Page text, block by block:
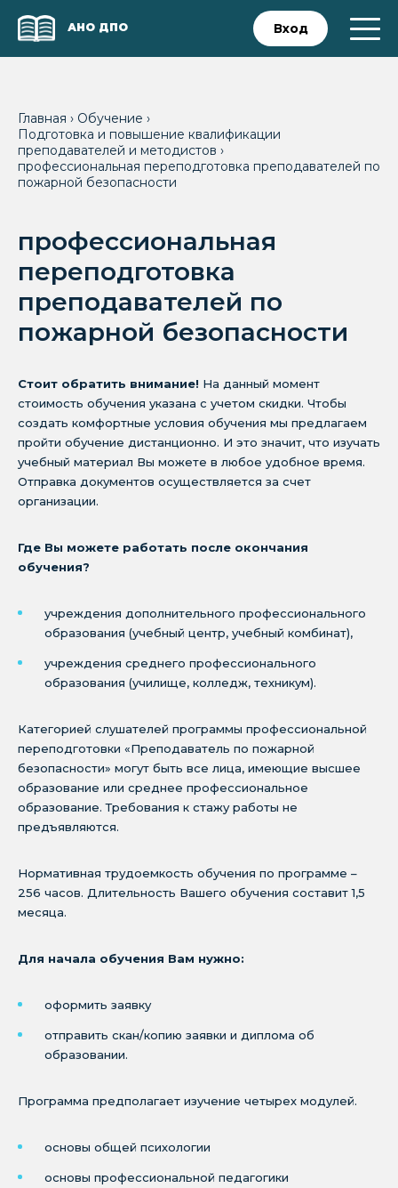
АНО ДПО Вход
Главная › Обучение ›
Подготовка и повышение квалификации
преподавателей и методистов ›
профессиональная переподготовка преподавателей по
пожарной безопасности
профессиональная
переподготовка
преподавателей по
пожарной безопасности
Стоит обратить внимание! На данный момент
стоимость обучения указана с учетом скидки. Чтобы
создать комфортные условия обучения мы предлагаем
пройти обучение дистанционно. И это значит, что изучать
учебный материал Вы можете в любое удобное время.
Отправка документов осуществляется за счет
организации.
Где Вы можете работать после окончания
обучения?
учреждения дополнительного профессионального
образования (учебный центр, учебный комбинат),
учреждения среднего профессионального
образования (училище, колледж, техникум).
Категорией слушателей программы профессиональной
переподготовки «Преподаватель по пожарной
безопасности» могут быть все лица, имеющие высшее
образование или среднее профессиональное
образование. Требования к стажу работы не
предъявляются.
Нормативная трудоемкость обучения по программе –
256 часов. Длительность Вашего обучения составит 1,5
месяца.
Для начала обучения Вам нужно:
оформить заявку
отправить скан/копию заявки и диплома об
образовании.
Программа предполагает изучение четырех модулей.
основы общей психологии
основы профессиональной педагогики